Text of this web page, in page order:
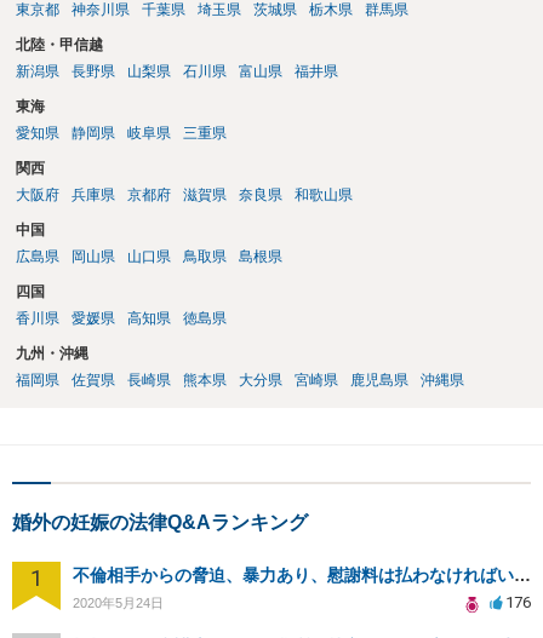
東京都
神奈川県 千葉県 埼玉県 茨城県 栃木県 群馬県
北陸・甲信越
新潟県
長野県 山梨県 石川県 富山県 福井県
東海
愛知県
静岡県 岐阜県 三重県
関西
大阪府
兵庫県 京都府 滋賀県 奈良県 和歌山県
中国
広島県
岡山県 山口県 鳥取県 島根県
四国
香川県
愛媛県 高知県 徳島県
九州・沖縄
福岡県
佐賀県 長崎県 熊本県 大分県 宮崎県 鹿児島県 沖縄県
婚外の妊娠の法律Q&Aランキング
1 不倫相手からの脅迫、暴力あり、慰謝料は払わなければいけませんか
2020年5月24日 176